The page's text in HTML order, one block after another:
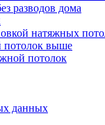
разводов дома
натяжных
потолок выше
потолок
данных